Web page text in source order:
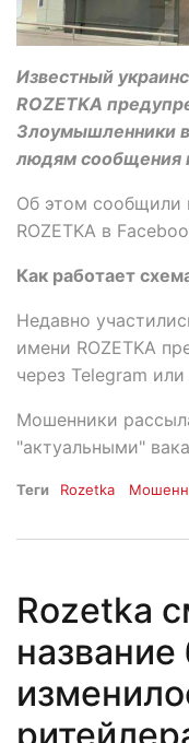
Известный
ROZETKA
Злоумышленники
людям сообщения
Об этом сообщили
ROZETKA в
Как работает
Недавно
имени ROZETKA
через Telegram
Мошенники
"актуальными"
Теги Rozetka
Rozetka
название